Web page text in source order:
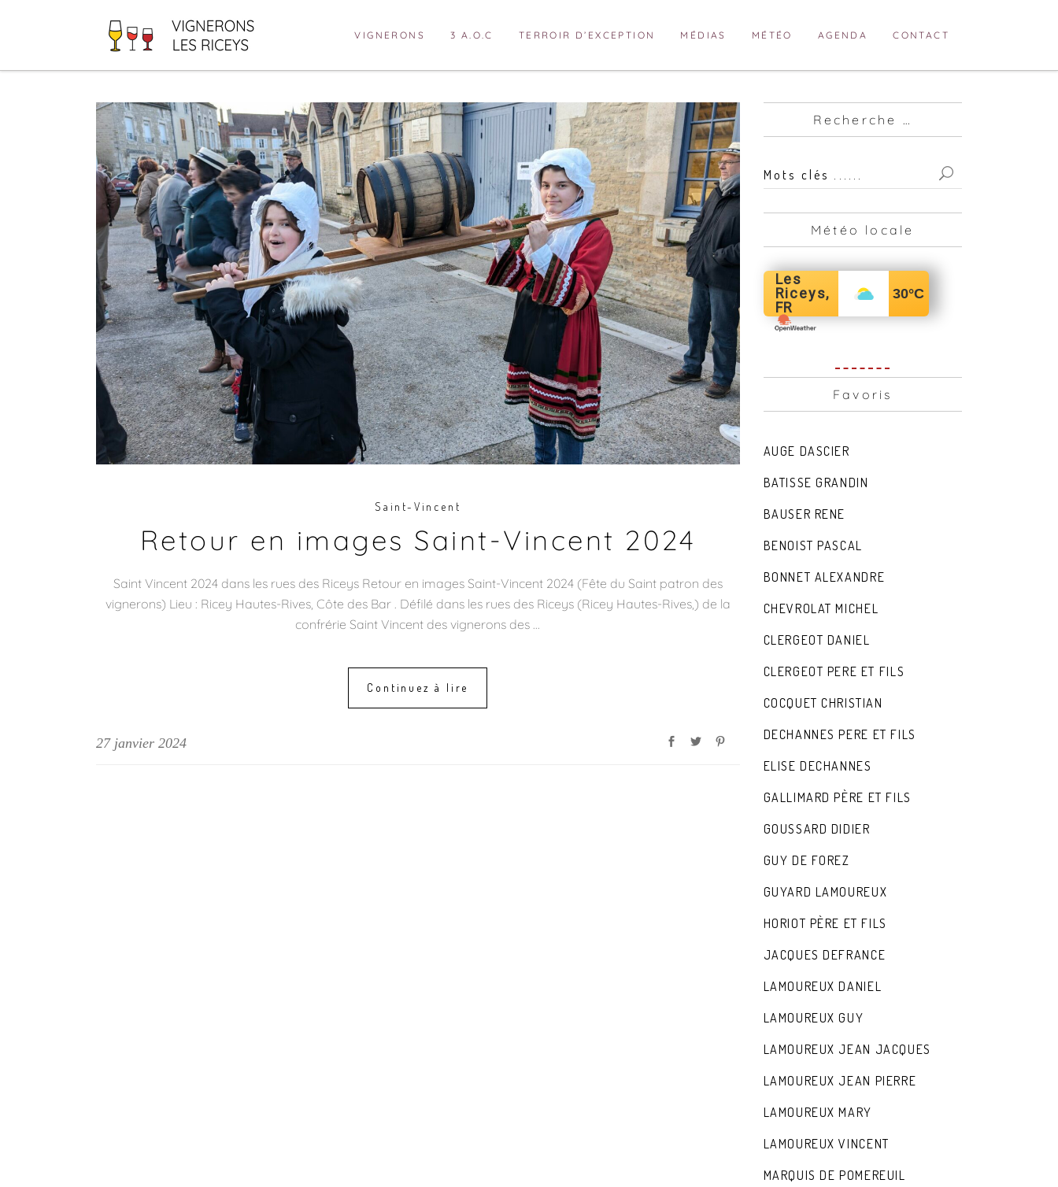
VIGNERONS 3 A.O.C TERROIR D’EXCEPTION MÉDIAS MÉTÉO AGENDA CONTACT
Saint-Vincent
Retour en images Saint-Vincent 2024
Saint Vincent 2024 dans les rues des Riceys Retour en images Saint-Vincent 2024 (Fête du Saint patron des
vignerons) Lieu : Ricey Hautes-Rives, Côte des Bar . Défilé dans les rues des Riceys (Ricey Hautes-Rives,) de la
confrérie Saint Vincent des vignerons des
Continuez à lire
27 janvier 2024
Recherche …
Mots
clés
...
Météo locale
Les
Riceys,
FR
30°C
Favoris
AUGE DASCIER
BATISSE GRANDIN
BAUSER RENE
BENOIST PASCAL
BONNET ALEXANDRE
CHEVROLAT MICHEL
CLERGEOT DANIEL
CLERGEOT PERE ET FILS
COCQUET CHRISTIAN
DECHANNES PERE ET FILS
ELISE DECHANNES
GALLIMARD PÈRE ET FILS
GOUSSARD DIDIER
GUY DE FOREZ
GUYARD LAMOUREUX
HORIOT PÈRE ET FILS
JACQUES DEFRANCE
LAMOUREUX DANIEL
LAMOUREUX GUY
LAMOUREUX JEAN JACQUES
LAMOUREUX JEAN PIERRE
LAMOUREUX MARY
LAMOUREUX VINCENT
MARQUIS DE POMEREUIL